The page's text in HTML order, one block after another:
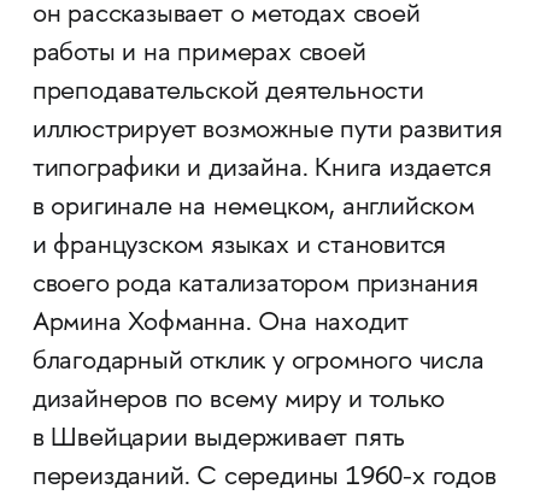
он рассказывает о методах своей
работы и на примерах своей
преподавательской деятельности
иллюстрирует возможные пути развития
типографики и дизайна. Книга издается
в оригинале на немецком, английском
и французском языках и становится
своего рода катализатором признания
Армина Хофманна. Она находит
благодарный отклик у огромного числа
дизайнеров по всему миру и только
в Швейцарии выдерживает пять
переизданий. С середины 1960-х годов